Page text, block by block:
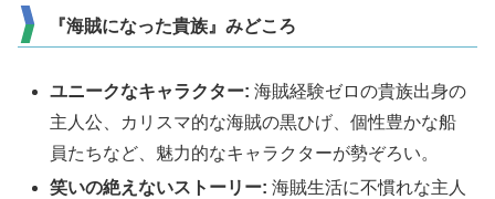
『海賊になった貴族』みどころ
ユニークなキャラクター:海賊経験ゼロの貴族出身の
主人公、カリスマ的な海賊の黒ひげ、個性豊かな船
員たちなど、魅力的なキャラクターが勢ぞろい。
笑いの絶えないストーリー:海賊生活に不慣れな主人